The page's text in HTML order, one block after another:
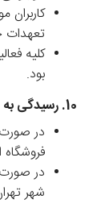
تعهدات
کلیه
بود.
10. رسیدگی به اختلافات
در صورت
در
شهر